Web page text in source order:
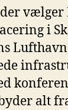
vælger
i
alt